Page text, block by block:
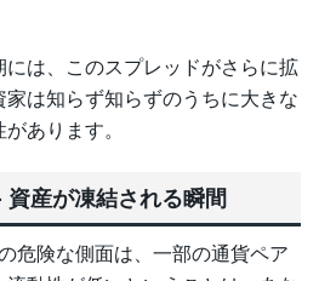
は、このスプレッドがさらに拡
は知らず知らずのうちに大きな
あります。
産が凍結される瞬間
危険な側面は、一部の通貨ペア